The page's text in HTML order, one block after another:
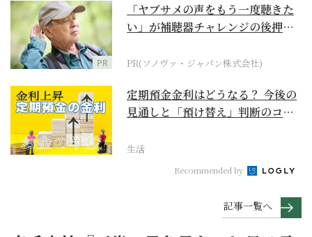
PR
「ヤブサメの声をもう一度聴きた
い」が補聴器チャレンジの後押し
PR(ソノヴァ・ジャパン株式会社)
定期預金金利はどうなる？ 今後の
見通しと「預け替え」判断のコツ
生活
Recommended by
記事一覧へ